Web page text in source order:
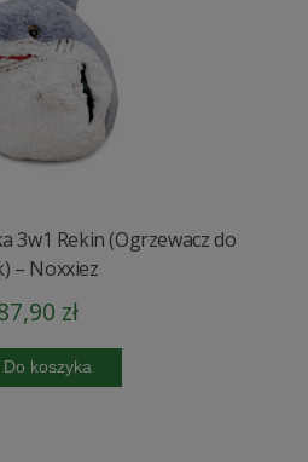
3w1 Rekin (Ogrzewacz do
– Noxxiez
zł
Do koszyka